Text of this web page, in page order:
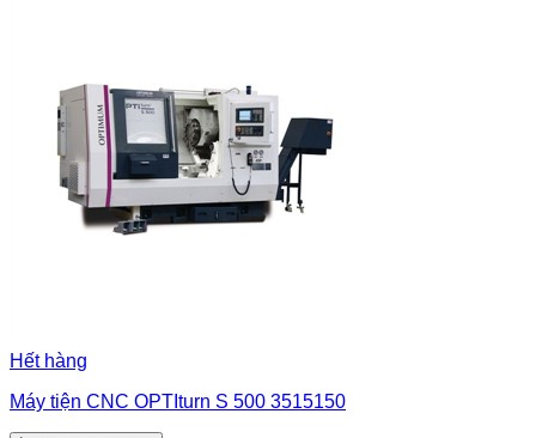
Hết hàng
Máy tiện CNC OPTIturn S 500 3515150